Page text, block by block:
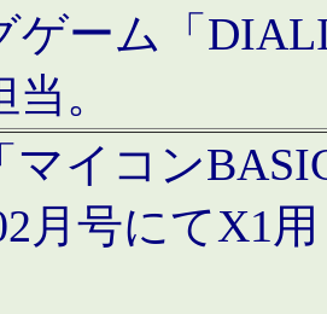
ゲーム「
。
マイコン
月号にてX1